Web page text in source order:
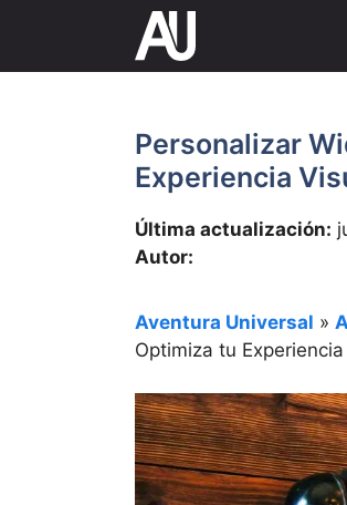
contenido
Personalizar
Experiencia
Última actualización:
Autor:
Aventura Universal »
Optimiza tu